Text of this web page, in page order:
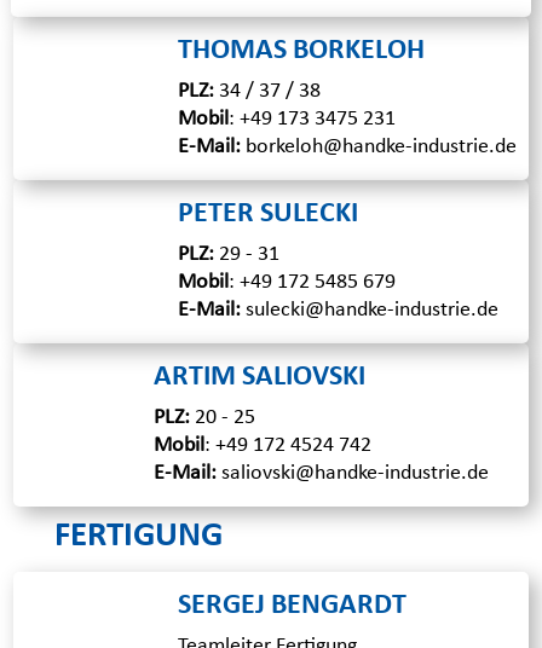
THOMAS BORKELOH
PLZ:34 / 37 / 38
Mobil: +49 173 3475 231
E-Mail: borkeloh@handke-industrie.de
PETER SULECKI
PLZ:29 - 31
Mobil: +49 172 5485 679
E-Mail: sulecki@handke-industrie.de
ARTIM SALIOVSKI
PLZ:20 - 25
Mobil: +49 172 4524 742
E-Mail: saliovski@handke-industrie.de
FERTIGUNG
SERGEJ BENGARDT